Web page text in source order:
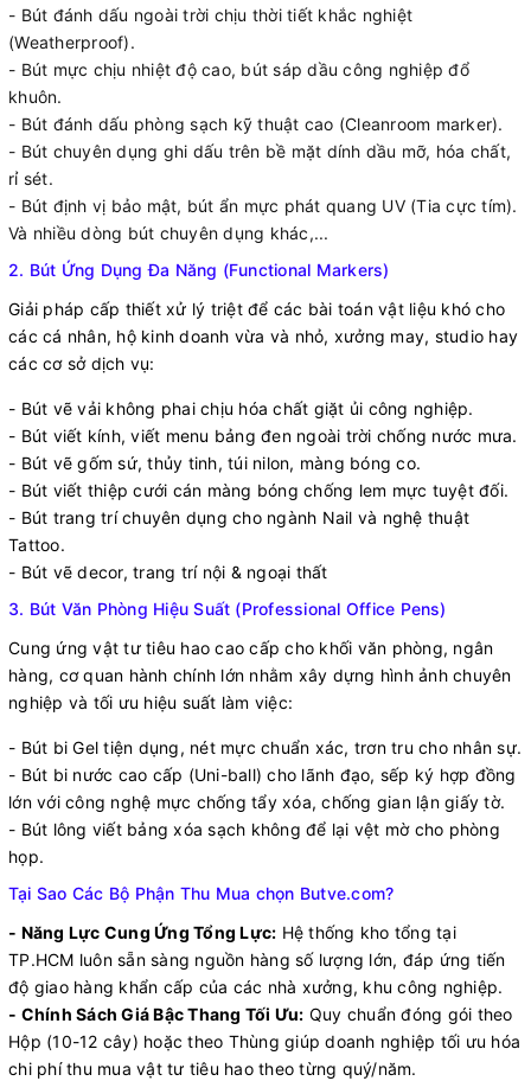
- Bút đánh dấu ngoài trời chịu thời tiết khắc nghiệt
(Weatherproof).
- Bút mực chịu nhiệt độ cao, bút sáp dầu công nghiệp đổ
khuôn.
- Bút đánh dấu phòng sạch kỹ thuật cao (Cleanroom marker).
- Bút chuyên dụng ghi dấu trên bề mặt dính dầu mỡ, hóa chất,
rỉ sét.
- Bút định vị bảo mật, bút ẩn mực phát quang UV (Tia cực tím).
Và nhiều dòng bút chuyên dụng khác,...
2. Bút Ứng Dụng Đa Năng (Functional Markers)
Giải pháp cấp thiết xử lý triệt để các bài toán vật liệu khó cho
các cá nhân, hộ kinh doanh vừa và nhỏ, xưởng may, studio hay
các cơ sở dịch vụ:
- Bút vẽ vải không phai chịu hóa chất giặt ủi công nghiệp.
- Bút viết kính, viết menu bảng đen ngoài trời chống nước mưa.
- Bút vẽ gốm sứ, thủy tinh, túi nilon, màng bóng co.
- Bút viết thiệp cưới cán màng bóng chống lem mực tuyệt đối.
- Bút trang trí chuyên dụng cho ngành Nail và nghệ thuật
Tattoo.
- Bút vẽ decor, trang trí nội & ngoại thất
3. Bút Văn Phòng Hiệu Suất (Professional Office Pens)
Cung ứng vật tư tiêu hao cao cấp cho khối văn phòng, ngân
hàng, cơ quan hành chính lớn nhằm xây dựng hình ảnh chuyên
nghiệp và tối ưu hiệu suất làm việc:
- Bút bi Gel tiện dụng, nét mực chuẩn xác, trơn tru cho nhân sự.
- Bút bi nước cao cấp (Uni-ball) cho lãnh đạo, sếp ký hợp đồng
lớn với công nghệ mực chống tẩy xóa, chống gian lận giấy tờ.
- Bút lông viết bảng xóa sạch không để lại vệt mờ cho phòng
họp.
Tại Sao Các Bộ Phận Thu Mua chọn Butve.com?
- Năng Lực Cung Ứng Tổng Lực: Hệ thống kho tổng tại
TP.HCM luôn sẵn sàng nguồn hàng số lượng lớn, đáp ứng tiến
độ giao hàng khẩn cấp của các nhà xưởng, khu công nghiệp.
- Chính Sách Giá Bậc Thang Tối Ưu: Quy chuẩn đóng gói theo
Hộp (10-12 cây) hoặc theo Thùng giúp doanh nghiệp tối ưu hóa
chi phí thu mua vật tư tiêu hao theo từng quý/năm.